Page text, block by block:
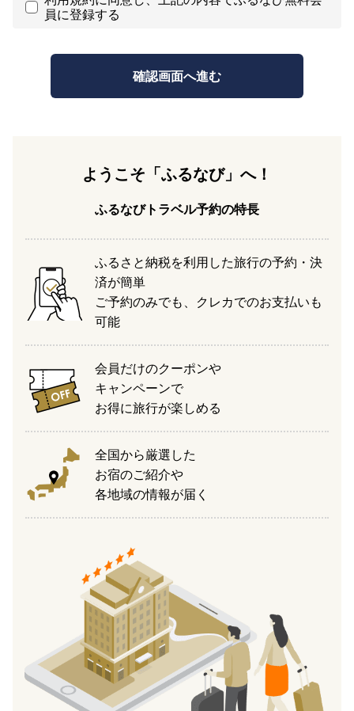
員に登録する
ようこそ「ふるなび」へ！
ふるなびトラベル予約の特長
ふるさと納税を利用した旅行の予約・決
済が簡単
ご予約のみでも、クレカでのお支払いも
可能
会員だけのクーポンや
キャンペーンで
お得に旅行が楽しめる
全国から厳選した
お宿のご紹介や
各地域の情報が届く